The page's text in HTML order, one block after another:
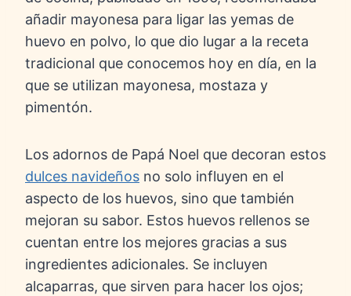
añadir mayonesa para ligar las yemas de
huevo en polvo, lo que dio lugar a la receta
tradicional que conocemos hoy en día, en la
que se utilizan mayonesa, mostaza y
pimentón.
Los adornos de Papá Noel que decoran estos
dulces navideños no solo influyen en el
aspecto de los huevos, sino que también
mejoran su sabor. Estos huevos rellenos se
cuentan entre los mejores gracias a sus
ingredientes adicionales. Se incluyen
alcaparras, que sirven para hacer los ojos;